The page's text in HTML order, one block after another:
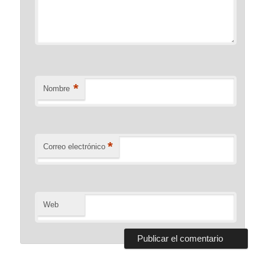
Nombre *
Correo electrónico *
Web